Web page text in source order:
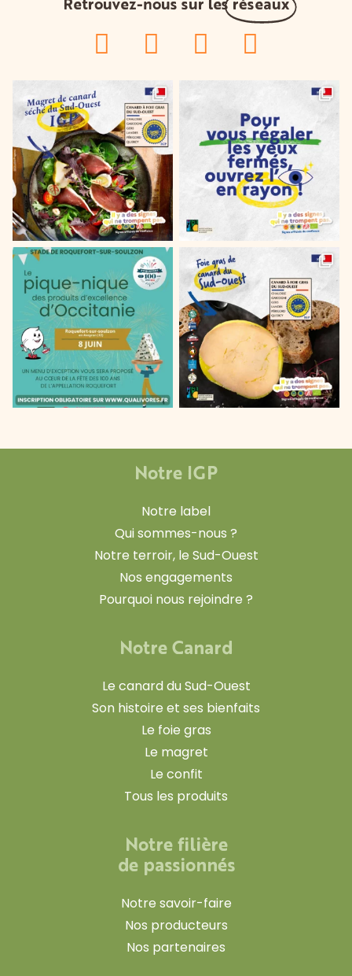
Retrouvez-nous sur les réseaux
Notre IGP
Notre label
Qui sommes-nous ?
Notre terroir, le Sud-Ouest
Nos engagements
Pourquoi nous rejoindre ?
Notre Canard
Le canard du Sud-Ouest
Son histoire et ses bienfaits
Le foie gras
Le magret
Le confit
Tous les produits
Notre filière
de passionnés
Notre savoir-faire
Nos producteurs
Nos partenaires